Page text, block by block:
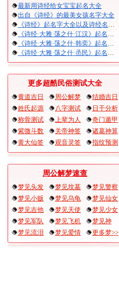
最新用诗经给女宝宝起名大全
出自《诗经》的最美女孩名字大全
《诗经》起名字大全以及诗经名句赏析
《诗经·大雅·荡之什·江汉》起名大全以及赏析
《诗经·大雅·荡之什·韩奕》起名大全以及赏析
《诗经·大雅·荡之什·烝民》起名大全以及赏析
更多超酷民俗测试大全
黄道吉日 周公解梦
结婚吉日
姓氏起源
八字测试
日干分析
称骨测试
上辈为人
奇门遁甲
紫微斗数
关帝神签
诸葛神算
黄大仙签
观音灵签 指纹预测
周公解梦速查
梦见头发 梦见坟墓
梦见警察
梦见小贩
梦见乌龟
梦见仙女
梦见吉他
梦见天使
梦见少女
梦见军队
梦见飞机
梦见神
梦见流泪
梦见爱情 更多梦>>